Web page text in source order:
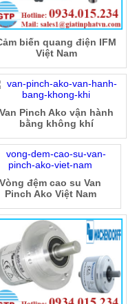
biến quang điện IFM
Việt Nam
Van Pinch Ako vận hành
bằng không khí
Vòng đệm cao su Van
Pinch Ako Việt Nam